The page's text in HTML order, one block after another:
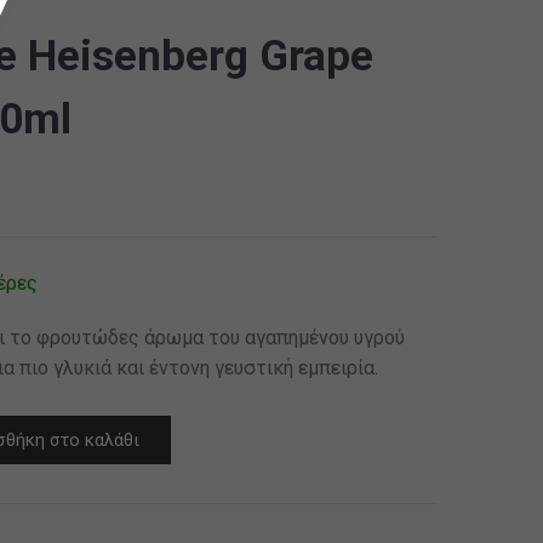
Heisenberg Grape
το φρουτώδες άρωμα του αγαπημένου υγρού
γλυκιά και έντονη γευστική εμπειρία.
στο καλάθι